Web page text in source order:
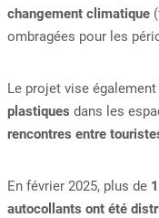
changement climatique
ombragées pour les
Le projet vise également
plastiques dans les
rencontres entre
En février 2025, plus de
autocollants ont été